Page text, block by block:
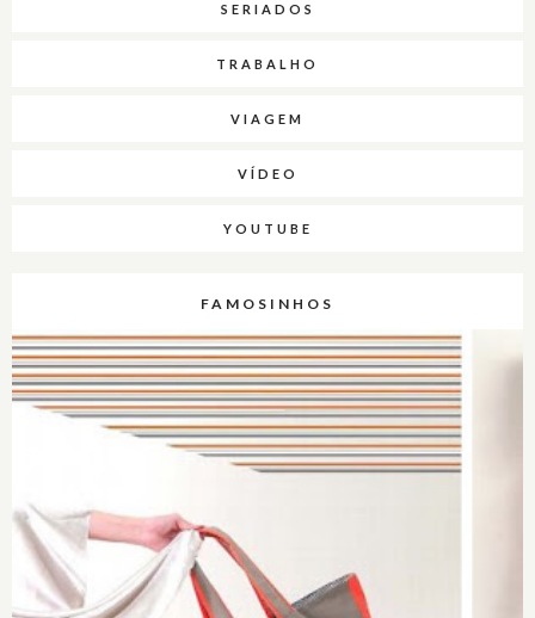
SERIADOS
TRABALHO
VIAGEM
VÍDEO
YOUTUBE
FAMOSINHOS